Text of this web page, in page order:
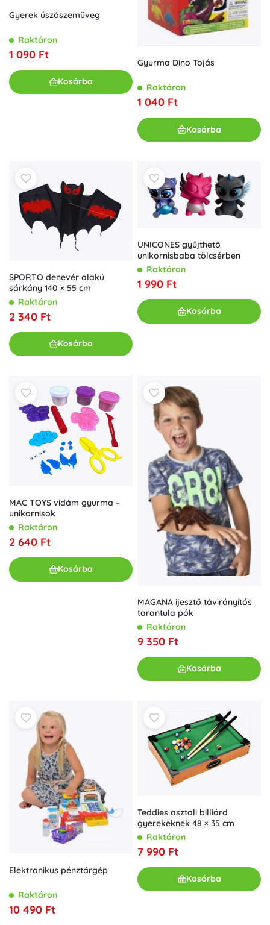
Gyerek úszószemüveg
Raktáron
1 090 Ft
Kosárba
Gyurma Dino Tojás
Raktáron
1 040 Ft
Kosárba
SPORTO denevér alakú
sárkány 140 × 55 cm
Raktáron
2 340 Ft
Kosárba
UNICONES gyűjthető
unikornisbaba tölcsérben
Raktáron
1 990 Ft
Kosárba
MAC TOYS vidám gyurma –
unikornisok
Raktáron
2 640 Ft
Kosárba
MAGANA ijesztő távirányítós
tarantula pók
Raktáron
9 350 Ft
Kosárba
Elektronikus pénztárgép
Raktáron
10 490 Ft
Teddies asztali billiárd
gyerekeknek 48 × 35 cm
Raktáron
7 990 Ft
Kosárba